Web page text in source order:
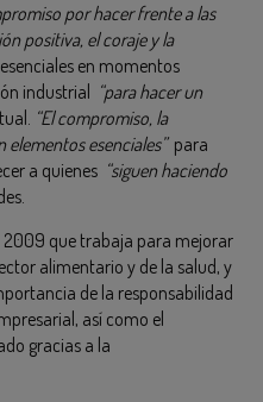
por hacer frente a las
positiva, el coraje y la
en momentos
industrial
“para hacer un
“El compromiso, la
esenciales”para
a quienes “siguen haciendo
2009 que trabaja para mejorar
alimentario y de la salud, y
de la responsabilidad
así como el
gracias a la